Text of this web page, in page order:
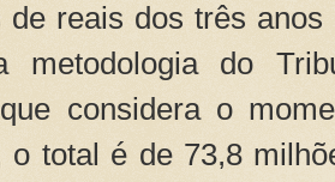
de reais dos três
metodologia do
considera o
o total é de 73,8